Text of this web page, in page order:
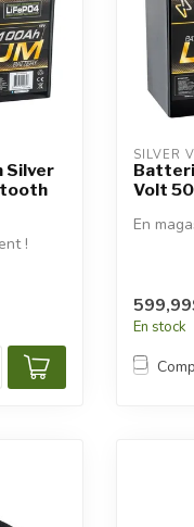
Silver
!
SILVER
Volt
En
En stock